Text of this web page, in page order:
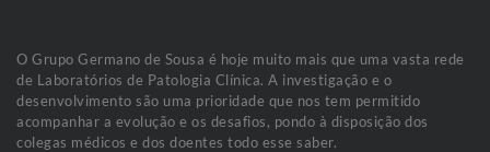
O Grupo Germano de Sousa é hoje muito mais que uma vasta rede
de Laboratórios de Patologia Clínica. A investigação e o
desenvolvimento são uma prioridade que nos tem permitido
acompanhar a evolução e os desafios, pondo à disposição dos
colegas médicos e dos doentes todo esse saber.